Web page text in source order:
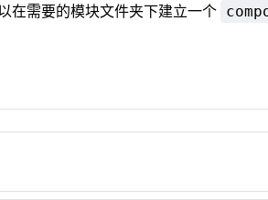
在需要的模块文件夹下建立一个